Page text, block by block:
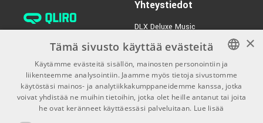
Yhteystiedot
DLX Deluxe Music
verkkokaupan asiakaspalvelu:
tilaus@dlxmusic.fi
Puh: 0207 282240 (arkisin klo
13-17)
Puh: 0207 282250 (myymälä)
FINNISH
FINNISH
×
Tämä sivusto käyttää evästeitä
Käytämme evästeitä sisällön, mainosten personointiin ja
liikenteemme analysointiin. Jaamme myös tietoja sivustomme
käytöstäsi mainos- ja analytiikkakumppaneidemme kanssa, jotka
voivat yhdistää ne muihin tietoihin, jotka olet heille antanut tai joita
he ovat keränneet käyttäessäsi palveluitaan. Lue lisää